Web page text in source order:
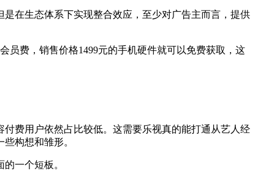
在生态体系下实现整合效应，至少对广告主而言，提供
员费，销售价格1499元的手机硬件就可以免费获取，这
费用户依然占比较低。这需要乐视真的能打通从艺人经
构想和雏形。
一个短板。